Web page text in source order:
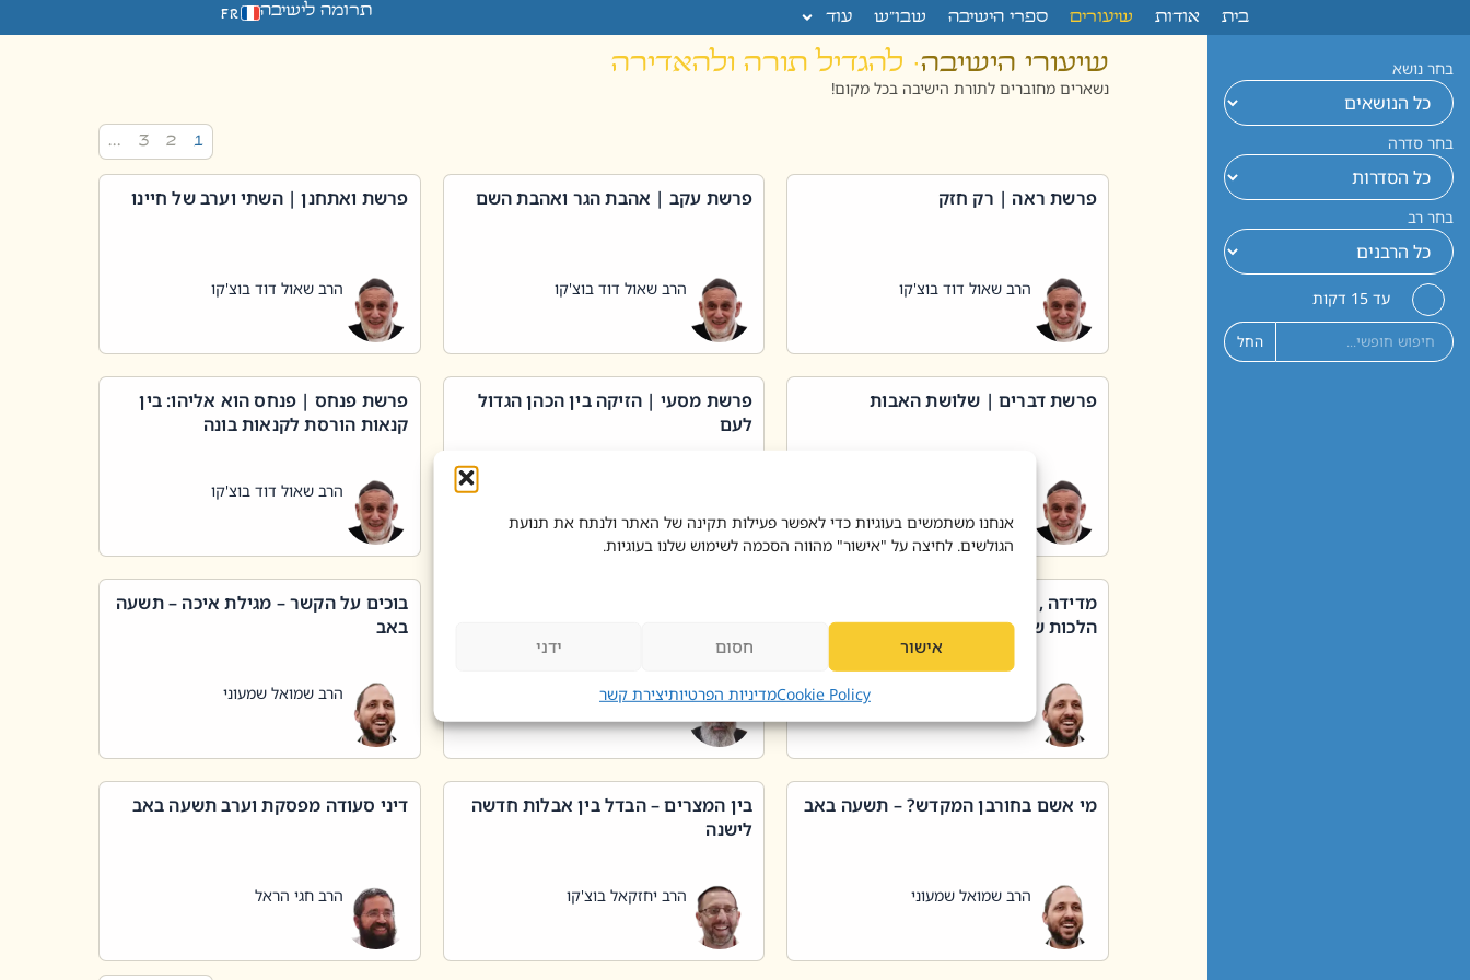
אנחנו משתמשים בעוגיות כדי לאפשר פעילות תקינה של האתר ולנתח את תנועת
הגולשים. לחיצה על "אישור" מהווה הסכמה לשימוש שלנו בעוגיות.
אישור חסום ידני
Cookie Policyמדיניות הפרטיותיצירת קשר
בית אודות שיעורים ספרי הישיבה שבו”ש עוד תרומה לישיבה FR
בחר נושא
בחר סדרה
בחר רב
עד 15 דקות
החל
שיעורי הישיבה· להגדיל תורה ולהאדירה
נשארים מחוברים לתורת הישיבה בכל מקום!
1
2
3
…
פרשת ראה | רק חזק
הרב שאול דוד בוצ'קו
פרשת עקב | אהבת הגר ואהבת השם
הרב שאול דוד בוצ'קו
פרשת ואתחנן | השתי וערב של חיינו
הרב שאול דוד בוצ'קו
פרשת דברים | שלושת האבות
פרשת מסעי | הזיקה בין הכהן הגדול
לעם
פרשת פנחס | פנחס הוא אליהו: בין
קנאות הורסת לקנאות בונה
הרב שאול דוד בוצ'קו
מדידה , קניה , שטיפת כלים בשבת –
הלכות שבת – סימן שכג
הרב יאיר בידני
בוכים על הקשר – מגילת איכה – תשעה
באב
הרב שמואל שמעוני
מי אשם בחורבן המקדש? – תשעה באב
הרב שמואל שמעוני
בין המצרים – הבדל בין אבלות חדשה
לישנה
הרב יחזקאל בוצ'קו
דיני סעודה מפסקת וערב תשעה באב
הרב חגי הראל